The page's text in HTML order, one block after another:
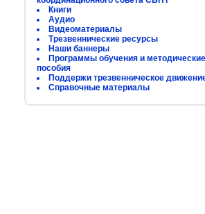
Книги
Аудио
Видеоматериалы
Трезвеннические ресурсы
Наши баннеры
Программы обучения и методические
пособия
Поддержи трезвенническое
Справочные материалы